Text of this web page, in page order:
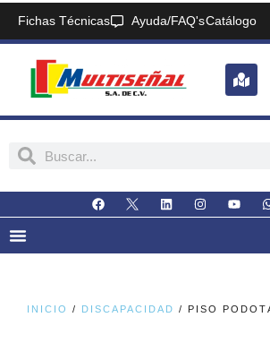
Fichas Técnicas Ayuda/FAQ'sCatálogo
INICIO / DISCAPACIDAD / PISO